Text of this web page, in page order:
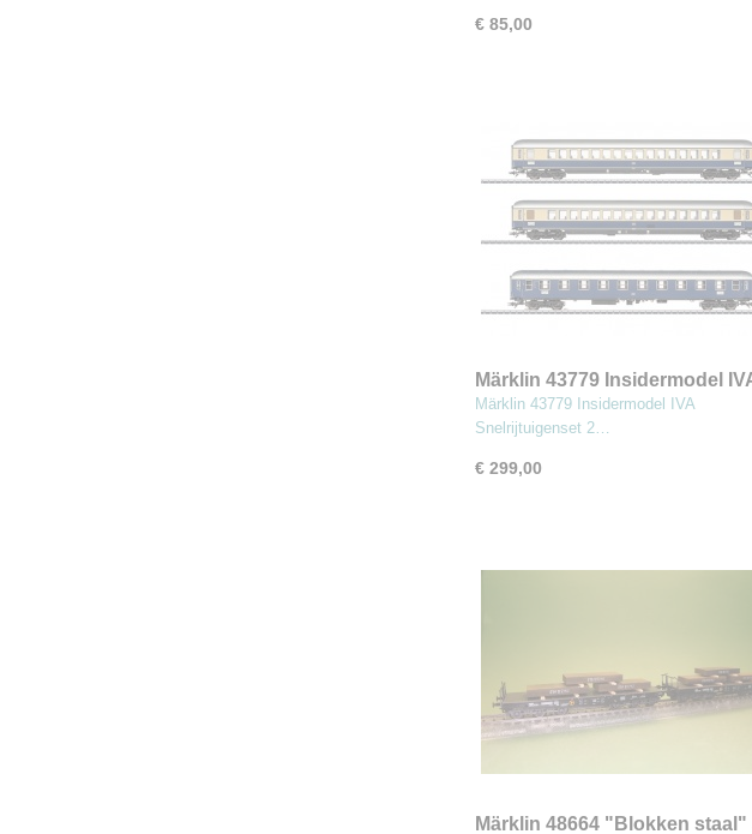
€ 85,00
Märklin 43779 Insidermodel
Snelrijtuigenset 2
Märklin 43779 Insidermodel IVA
Snelrijtuigenset 2…
€ 299,00
Märklin 48664 "Blokken staal"